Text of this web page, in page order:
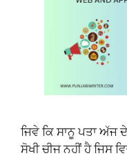
ਜਿਵੇ ਕਿ ਸਾਨੂ ਪਤਾ ਅੱਜ
ਸੋਖੀ ਚੀਜ ਨਹੀਂ ਹੈ ਜਿਸ